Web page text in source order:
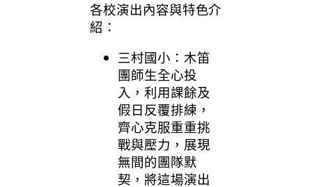
各校演出內容與特色介
紹：
三村國小：木笛
團師生全心投
入，利用課餘及
假日反覆排練，
齊心克服重重挑
戰與壓力，展現
無間的團隊默
契，將這場演出